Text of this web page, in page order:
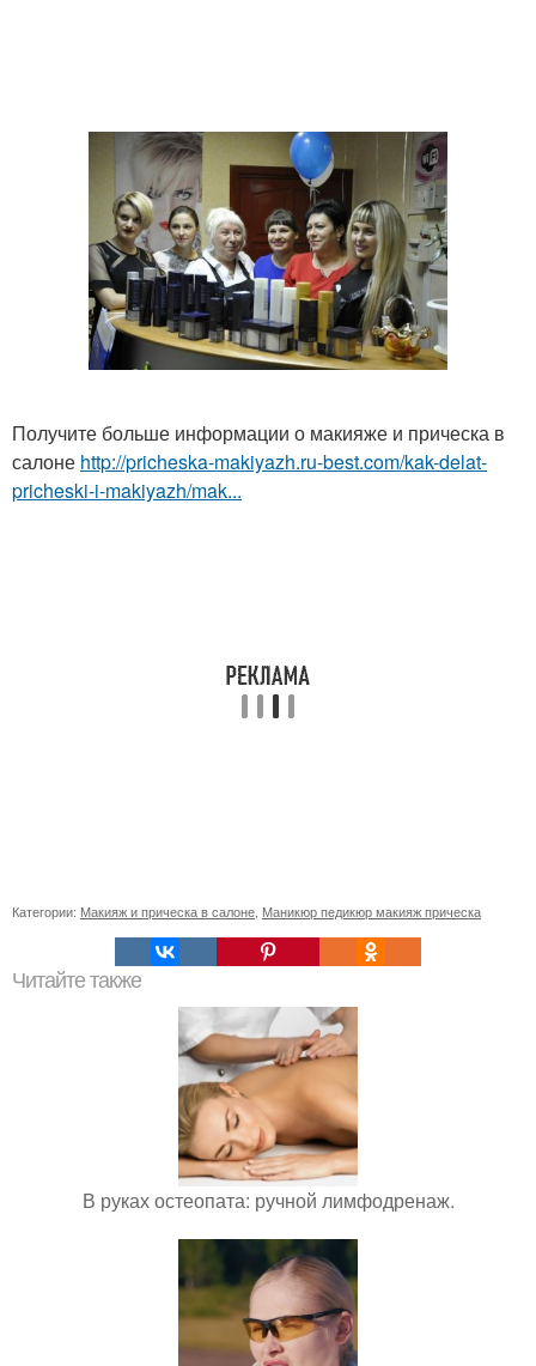
Получите больше информации о макияже и прическа в
салоне http://pricheska-makiyazh.ru-best.com/kak-delat-
pricheski-i-makiyazh/mak...
Категории: Макияж и прическа в салоне Маникюр педикюр макияж прическа
Читайте также
В руках остеопата: ручной лимфодренаж.